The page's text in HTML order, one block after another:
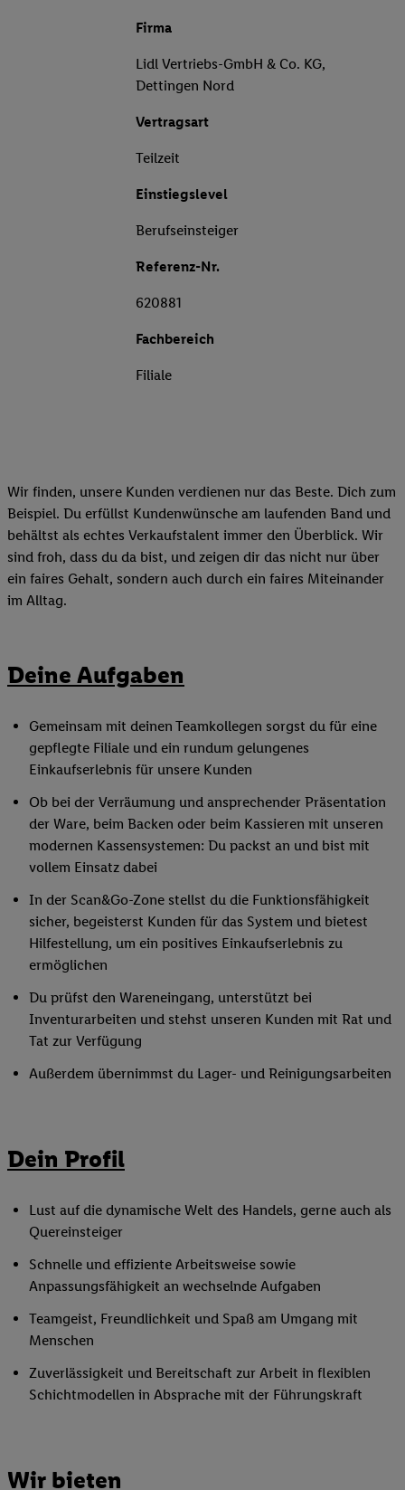
Firma
Lidl Vertriebs-GmbH & Co. KG,
Dettingen Nord
Vertragsart
Teilzeit
Einstiegslevel
Berufseinsteiger
Referenz-Nr.
620881
Fachbereich
Filiale
Wir finden, unsere Kunden verdienen nur das Beste. Dich zum
Beispiel. Du erfüllst Kundenwünsche am laufenden Band und
behältst als echtes Verkaufstalent immer den Überblick. Wir
sind froh, dass du da bist, und zeigen dir das nicht nur über
ein faires Gehalt, sondern auch durch ein faires Miteinander
im Alltag.
Deine Aufgaben
Gemeinsam mit deinen Teamkollegen sorgst du für eine
gepflegte Filiale und ein rundum gelungenes
Einkaufserlebnis für unsere Kunden
Ob bei der Verräumung und ansprechender Präsentation
der Ware, beim Backen oder beim Kassieren mit unseren
modernen Kassensystemen: Du packst an und bist mit
vollem Einsatz dabei
In der Scan&Go-Zone stellst du die Funktionsfähigkeit
sicher, begeisterst Kunden für das System und bietest
Hilfestellung, um ein positives Einkaufserlebnis zu
ermöglichen
Du prüfst den Wareneingang, unterstützt bei
Inventurarbeiten und stehst unseren Kunden mit Rat und
Tat zur Verfügung
Außerdem übernimmst du Lager- und Reinigungsarbeiten
Dein Profil
Lust auf die dynamische Welt des Handels, gerne auch als
Quereinsteiger
Schnelle und effiziente Arbeitsweise sowie
Anpassungsfähigkeit an wechselnde Aufgaben
Teamgeist, Freundlichkeit und Spaß am Umgang mit
Menschen
Zuverlässigkeit und Bereitschaft zur Arbeit in flexiblen
Schichtmodellen in Absprache mit der Führungskraft
Wir bieten